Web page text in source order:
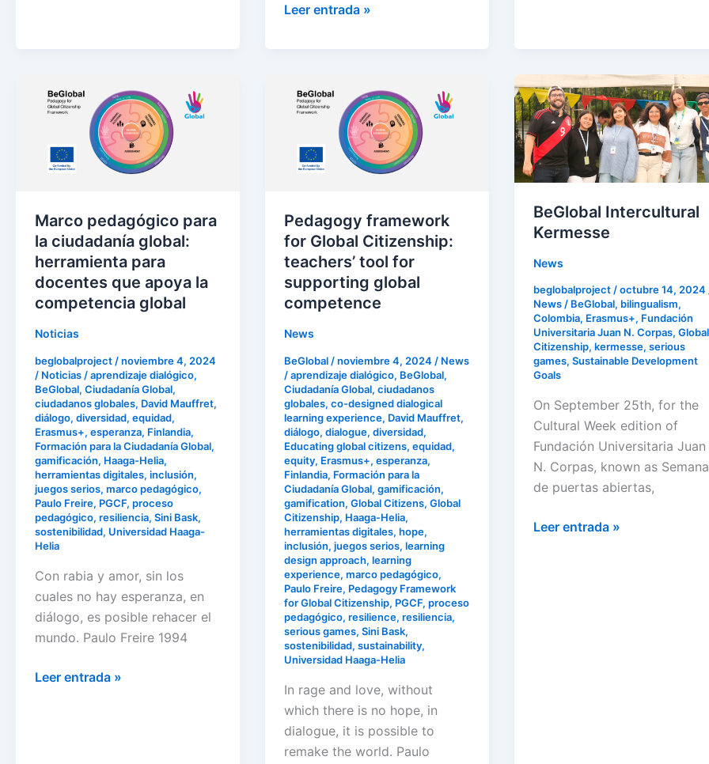
Leer entrada »
Marco pedagógico para
la ciudadanía global:
herramienta para
docentes que apoya la
competencia global
Noticias
beglobalproject /noviembre 4, 2024
/ Noticias /aprendizaje dialógico,
BeGlobal, Ciudadanía Global,
ciudadanos globales, David Mauffret,
diálogo, diversidad, equidad,
Erasmus+, esperanza, Finlandia,
Formación para la Ciudadanía Global,
gamificación, Haaga-Helia,
herramientas digitales, inclusión,
juegos serios, marco pedagógico,
Paulo Freire, PGCF, proceso
pedagógico, resiliencia, Sini Bask,
sostenibilidad, Universidad Haaga-
Helia
Con rabia y amor, sin los
cuales no hay esperanza, en
diálogo, es posible rehacer el
mundo. Paulo Freire 1994
pedagógico
ciudadanía
para
docentes
que
apoya
la
competencia
Leer entrada »
Pedagogy framework
for Global Citizenship:
teachers’ tool for
supporting global
competence
News
BeGlobal /noviembre 4, 2024 / News
/aprendizaje dialógico, BeGlobal,
Ciudadanía Global, ciudadanos
globales, co-designed dialogical
learning experience, David Mauffret,
diálogo, dialogue, diversidad,
Educating global citizens, equidad,
equity, Erasmus+, esperanza,
Finlandia, Formación para la
Ciudadanía Global, gamificación,
gamification, Global Citizens, Global
Citizenship, Haaga-Helia,
herramientas digitales, hope,
inclusión, juegos serios, learning
design approach, learning
experience, marco pedagógico,
Paulo Freire, Pedagogy Framework
for Global Citizenship, PGCF, proceso
pedagógico, resilience, resiliencia,
serious games, Sini Bask,
sostenibilidad, sustainability,
Universidad Haaga-Helia
In rage and love, without
which there is no hope, in
dialogue, it is possible to
remake the world. Paulo
framework
Global
Citizenship:
for
supporting
global
competence
BeGlobal Intercultural
Kermesse
News
beglobalproject/octubre 14, 2024
News/ BeGlobal, bilingualism,
Colombia, Erasmus+, Fundación
Universitaria Juan N. Corpas, Global
Citizenship, kermesse, serious
games, Sustainable Development
Goals
On September 25th, for the
Cultural Week edition of
Fundación Universitaria Juan
N. Corpas, known as Semana
de puertas abiertas,
BeGlobal
Intercultural
Kermesse
Leer entrada »